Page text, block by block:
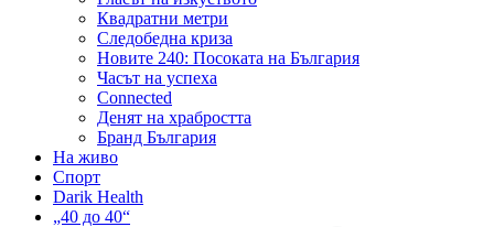
Квадратни метри
Следобедна криза
Новите 240: Посоката на България
Часът на успеха
Connected
Денят на храбростта
Бранд България
На живо
Спорт
Darik Health
„40 до 40“